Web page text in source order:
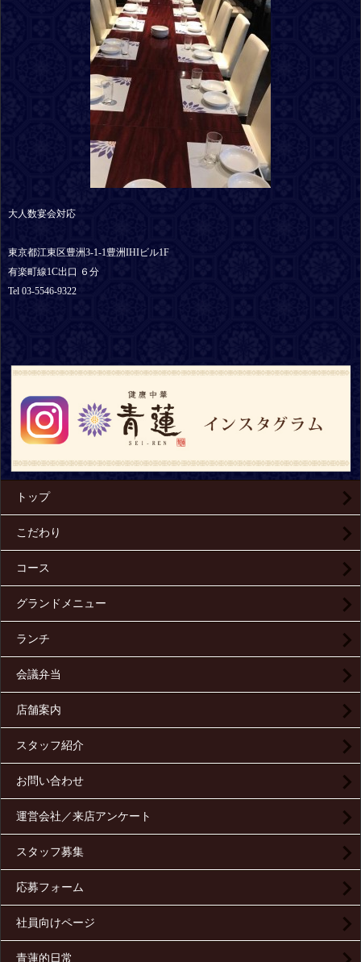
大人数宴会対応
東京都江東区豊洲3-1-1豊洲IHIビル1F
有楽町線1C出口 ６分
Tel 03-5546-9322
トップ
こだわり
コース
グランドメニュー
ランチ
会議弁当
店舗案内
スタッフ紹介
お問い合わせ
運営会社／来店アンケート
スタッフ募集
応募フォーム
社員向けページ
青蓮的日常